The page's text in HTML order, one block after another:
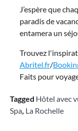
J’espère que
paradis de
entamera un
Trouvez
Abritel.fr/
Faits pour
Tagged Hôtel avec
Spa, La Rochelle